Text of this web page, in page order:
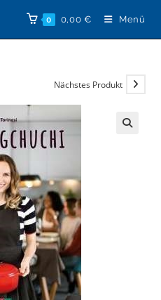
0 0,00 € Menü
Nächstes Produkt